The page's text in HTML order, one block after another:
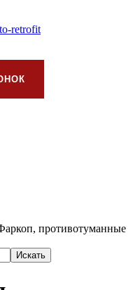
retrofit
противотуманные